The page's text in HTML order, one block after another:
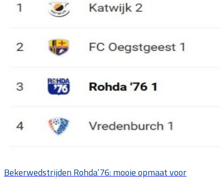
Bekerwedstrijden Rohda’76: mooie opmaat voor